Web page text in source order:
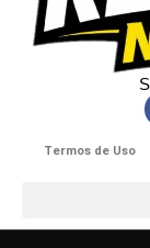
Termos de Uso